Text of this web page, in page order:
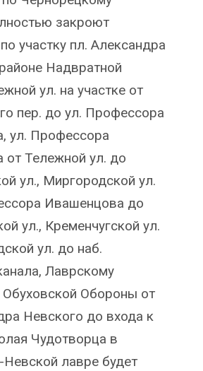
закроют
участку пл. Александра
Надвратной
ул. на участке от
пер. до ул. Профессора
ул. Профессора
от Тележной ул. до
ул., Миргородской ул.
Ивашенцова до
ул., Кременчугской ул.
ул. до наб.
Лаврскому
Обуховской Обороны от
Невского до входа к
Чудотворца в
лавре будет